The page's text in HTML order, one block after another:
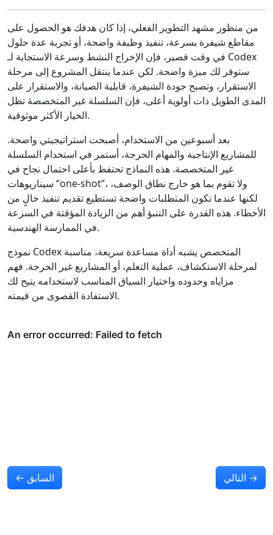
من منظور مشهد التطوير الفعلي، إذا كان هدفك هو الحصول على
مقاطع شيفرة بسرعة، تنفيذ وظيفة واضحة، أو تجربة عدة حلول
في وقت قصير، فإن الإخراج النشط وسرعة الاستجابة لـ Codex
ستوفر لك ميزة واضحة. لكن عندما ينتقل المشروع إلى مرحلة
الاستقرار، وتصبح جودة الشيفرة، قابلية الصيانة، والاستقرار على
المدى الطويل ذات أولوية أعلى، فإن السلسلة غير المتخصصة تظل
الخيار الأكثر موثوقية.
بعد أسبوعين من الاستخدام، أصبحت استراتيجيتي واضحة.
للمشاريع الإنتاجية والمهام الحرجة، أستمر في استخدام السلسلة
غير المتخصصة. هذه النماذج تحتفظ بأعلى احتمال نجاح في
سيناريوهات “one‑shot”، ولا تقوم بما هو خارج نطاق الوصف،
لكنها عندما تكون المتطلبات واضحة تستطيع تقديم تنفيذ خالٍ من
الأخطاء. هذه القدرة على التنبؤ أهم من الزيادة المؤقتة في السرعة
في الممارسة الهندسية.
نموذج Codex المتخصص يشبه أداة مساعدة سريعة، مناسبة
لمرحلة الاستكشاف، عملية التعلم، أو المشاريع غير الحرجة. فهم
مزاياه وحدوده واختيار السياق المناسب لاستخدامه يتيح لك
الاستفادة القصوى من قيمته.
← السابق التالي →